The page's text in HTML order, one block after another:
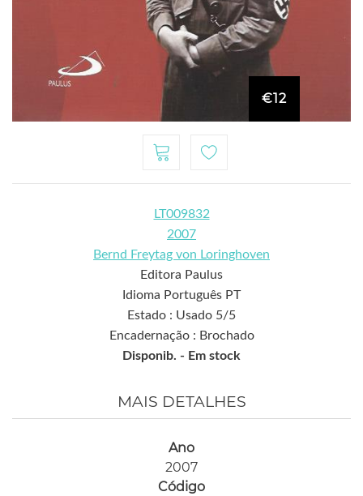
€12
LT009832
2007
Bernd Freytag von Loringhoven
Editora Paulus
Idioma Português PT
Estado : Usado 5/5
Encadernação : Brochado
Disponib. - Em stock
MAIS DETALHES
Ano
2007
Código